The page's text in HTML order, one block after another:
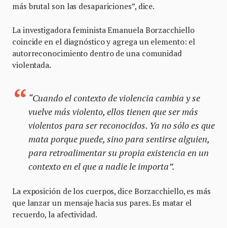
más brutal son las desapariciones”, dice.
La investigadora feminista Emanuela Borzacchiello
coincide en el diagnóstico y agrega un elemento: el
autorreconocimiento dentro de una comunidad
violentada.
“Cuando el contexto de violencia cambia y se
vuelve más violento, ellos tienen que ser más
violentos para ser reconocidos. Ya no sólo es que
mata porque puede, sino para sentirse alguien,
para retroalimentar su propia existencia en un
contexto en el que a nadie le importa”.
La exposición de los cuerpos, dice Borzacchiello, es más
que lanzar un mensaje hacia sus pares. Es matar el
recuerdo, la afectividad.